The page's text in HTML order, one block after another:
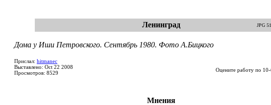
Ленинград JPG
Дома у Иши Петровского. Сентябрь 1980. Фото А.Бицкого
Прислал: hitmanec
Выставлено: Oct 22 2008
Просмотров: 8529
Оцените работу по 10-
Мнения